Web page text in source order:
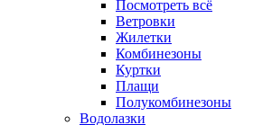
Посмотреть всё
Ветровки
Жилетки
Комбинезоны
Куртки
Плащи
Полукомбинезоны
Водолазки